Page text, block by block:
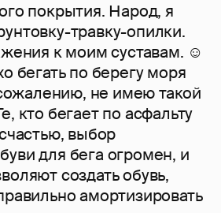
покрытия. Народ, я
травку-опилки.
к моим суставам. ☺
бегать по берегу моря
не имею такой
кто бегает по асфальту
выбор
для бега огромен, и
создать обувь,
амортизировать